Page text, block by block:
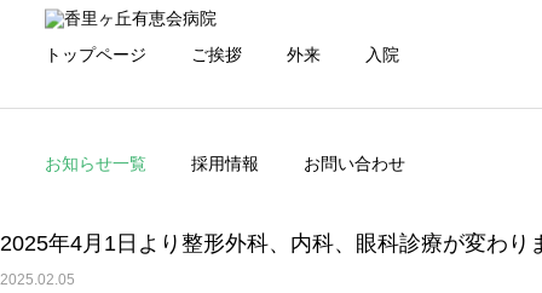
トップページ ご挨拶 外来 入院
お知らせ一覧 採用情報 お問い合わせ
初診・再診の方へ
2025年4月1日より整形外科、内科、眼科診療が変わり
2025.02.05